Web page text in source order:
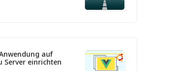
auf
Server einrichten